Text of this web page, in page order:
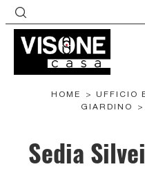
HOME > UFFICIO
GIARDINO
>
Sedia